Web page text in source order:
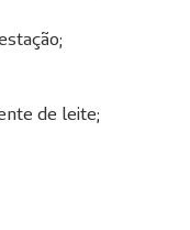
de leite;